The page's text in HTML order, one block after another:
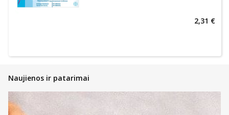
2,31 €
Naujienos ir patarimai